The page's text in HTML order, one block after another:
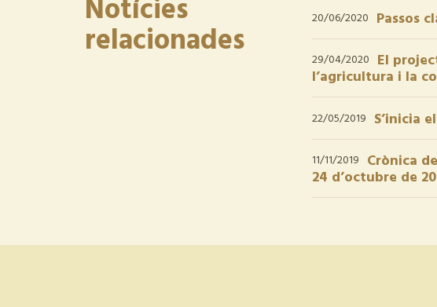
Notícies
relacionades
20/06/2020 Passos
29/04/2020 El
l’agricultura i la
22/05/2019 S’inicia
11/11/2019 Crònica
24 d’octubre de